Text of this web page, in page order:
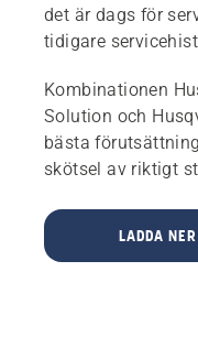
det är dags för
tidigare
Kombinationen
Solution och
bästa
skötsel av riktigt
LADDA